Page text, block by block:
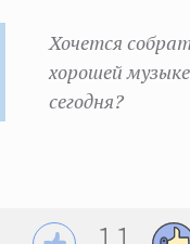
Хочется
хорошей
сегодня?